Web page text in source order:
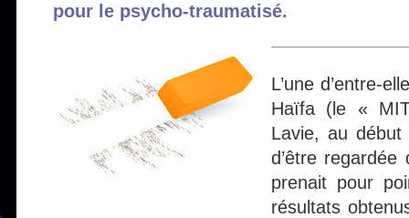
pour le psycho-traumatisé.
L’une d’entre-
Haïfa (le «
Lavie, au
d’être
prenait pour
résultats